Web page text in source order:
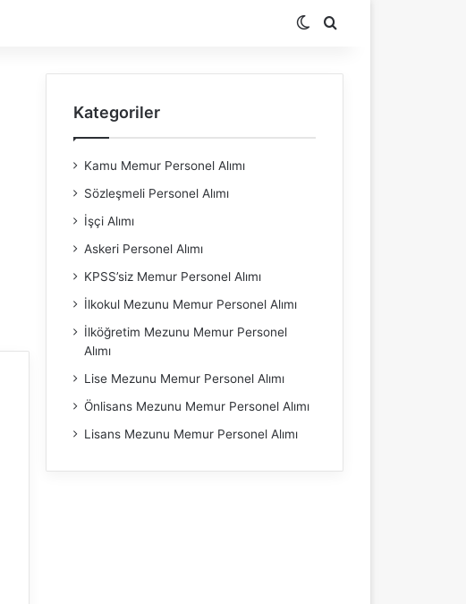
Dış görünümü değiştir
Arama yap ...
Kategoriler
Kamu Memur Personel Alımı
Sözleşmeli Personel Alımı
İşçi Alımı
Askeri Personel Alımı
KPSS’siz Memur Personel Alımı
İlkokul Mezunu Memur Personel Alımı
İlköğretim Mezunu Memur Personel
Alımı
Lise Mezunu Memur Personel Alımı
Önlisans Mezunu Memur Personel Alımı
Lisans Mezunu Memur Personel Alımı